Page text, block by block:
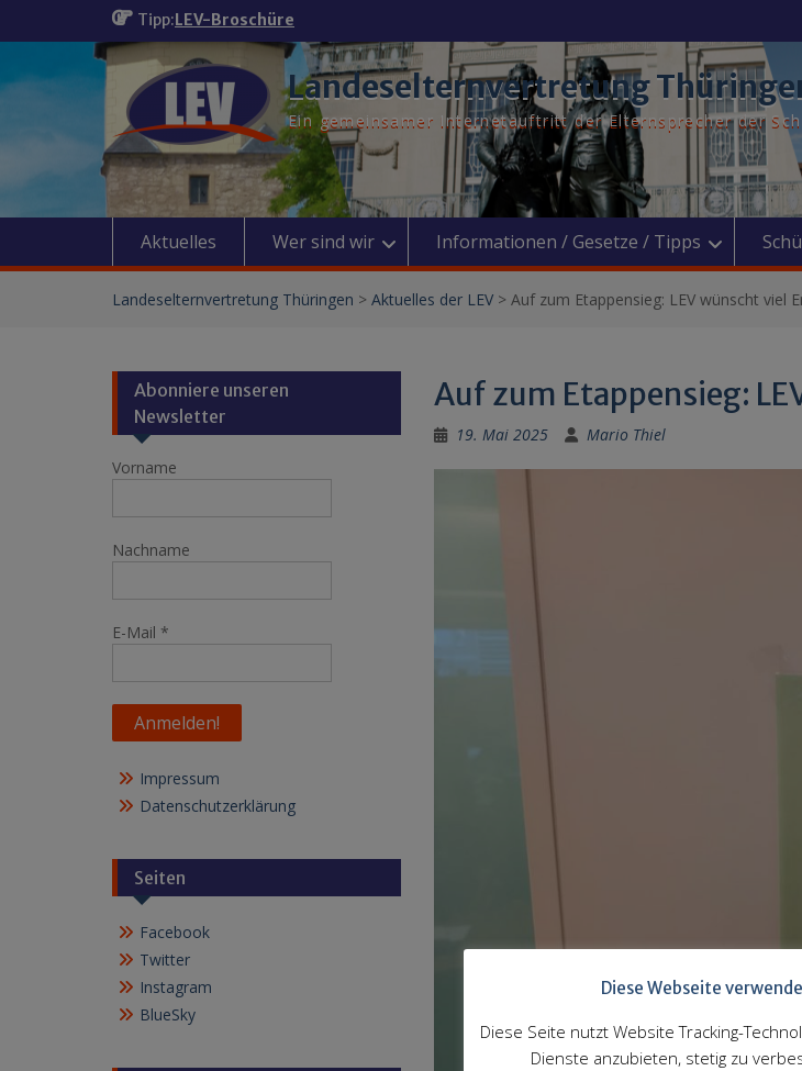
Tipp:LEV-Broschüre
Landeselternvertretung
Ein gemeinsamer Internetauftritt der Elternsprecher der
Aktuelles Wer sind wir Informationen / Gesetze / Tipps
Landeselternvertretung Thüringen > Aktuelles der LEV > Auf zum Etappensieg: LEV wünscht viel
Auf zum Etappensieg:
19. Mai 2025 Mario Thiel
Abonniere unseren
Newsletter
Vorname
Nachname
E-Mail *
Impressum
Datenschutzerklärung
Seiten
Facebook
Twitter
Instagram
BlueSky
Diese Webseite
Diese Seite nutzt Website Tracking-
Dienste anzubieten, stetig zu